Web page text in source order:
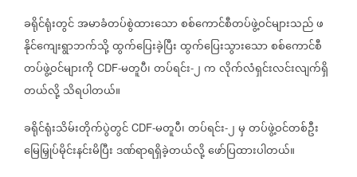
ခရိုင်ရုံးတွင်အမာခံတပ်စွဲထားသောစစ်ကောင်စီတပ်ဖွဲ့ဝင်များသည်ဖ
နိုင်ကျေးရွာဘက်သို့ထွက်ပြေးခဲ့ပြီးထွက်ပြေးသွားသောစစ်ကောင်စီ
တပ်ဖွဲ့ဝင်များကို CDF-မတူပီ၊တပ်ရင်း-၂ကလိုက်လံရှင်းလင်းလျက်ရှိ
တယ်လို့သိရပါတယ်။
ခရိုင်ရုံးသိမ်းတိုက်ပွဲတွင် CDF-မတူပီ၊တပ်ရင်း-၂မှတပ်ဖွဲ့ဝင်တစ်ဦး
မြေမြှုပ်မိုင်းနင်းမိပြီးဒဏ်ရာရရှိခဲ့တယ်လို့ဖော်ပြထားပါတယ်။